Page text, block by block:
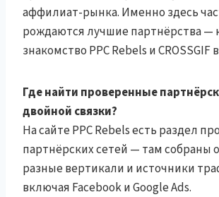
аффилиат-рынка. Именно здесь
рождаются лучшие партнёрства —
знакомство PPC Rebels и CROSSGIF
Где найти проверенные
двойной связки?
На сайте PPC Rebels есть раздел
партнёрских сетей — там
разные вертикали и источники
включая Facebook и Google Ads.